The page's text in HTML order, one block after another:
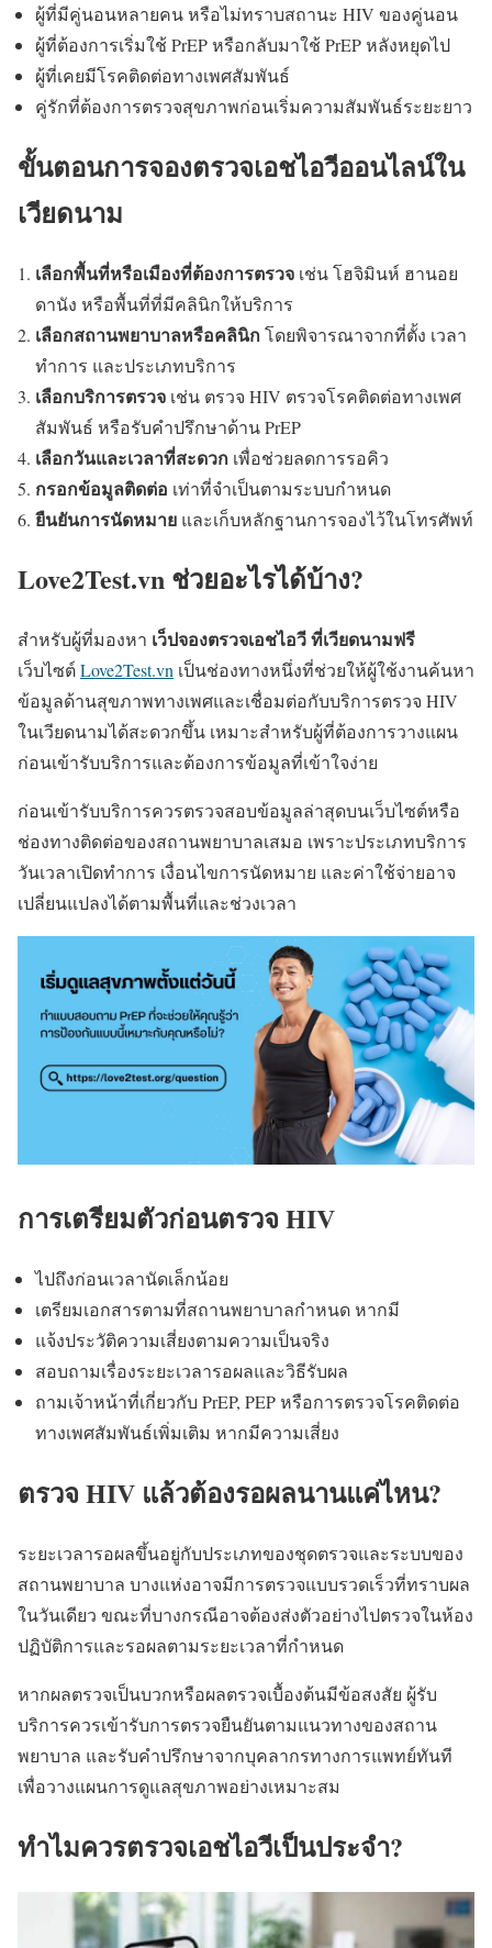
ผู้ที่มีคู่นอนหลายคน หรือไม่ทราบสถานะ HIV ของคู่นอน
ผู้ที่ต้องการเริ่มใช้ PrEP หรือกลับมาใช้ PrEP หลังหยุดไป
ผู้ที่เคยมีโรคติดต่อทางเพศสัมพันธ์
คู่รักที่ต้องการตรวจสุขภาพก่อนเริ่มความสัมพันธ์ระยะยาว
ขั้นตอนการจองตรวจเอชไอวีออนไลน์ใน
เวียดนาม
เลือกพื้นที่หรือเมืองที่ต้องการตรวจ เช่น โฮจิมินห์ ฮานอย
ดานัง หรือพื้นที่ที่มีคลินิกให้บริการ
เลือกสถานพยาบาลหรือคลินิก โดยพิจารณาจากที่ตั้ง เวลา
ทำการ และประเภทบริการ
เลือกบริการตรวจ เช่น ตรวจ HIV ตรวจโรคติดต่อทางเพศ
สัมพันธ์ หรือรับคำปรึกษาด้าน PrEP
เลือกวันและเวลาที่สะดวก เพื่อช่วยลดการรอคิว
กรอกข้อมูลติดต่อ เท่าที่จำเป็นตามระบบกำหนด
ยืนยันการนัดหมาย และเก็บหลักฐานการจองไว้ในโทรศัพท์
Love2Test.vn ช่วยอะไรได้บ้าง?
สำหรับผู้ที่มองหา เว็ปจองตรวจเอชไอวี ที่เวียดนามฟรี
เว็บไซต์Love2Test.vn เป็นช่องทางหนึ่งที่ช่วยให้ผู้ใช้งานค้นหา
ข้อมูลด้านสุขภาพทางเพศและเชื่อมต่อกับบริการตรวจ HIV
ในเวียดนามได้สะดวกขึ้น เหมาะสำหรับผู้ที่ต้องการวางแผน
ก่อนเข้ารับบริการและต้องการข้อมูลที่เข้าใจง่าย
ก่อนเข้ารับบริการควรตรวจสอบข้อมูลล่าสุดบนเว็บไซต์หรือ
ช่องทางติดต่อของสถานพยาบาลเสมอ เพราะประเภทบริการ
วันเวลาเปิดทำการ เงื่อนไขการนัดหมาย และค่าใช้จ่ายอาจ
เปลี่ยนแปลงได้ตามพื้นที่และช่วงเวลา
การเตรียมตัวก่อนตรวจ HIV
ไปถึงก่อนเวลานัดเล็กน้อย
เตรียมเอกสารตามที่สถานพยาบาลกำหนด หากมี
แจ้งประวัติความเสี่ยงตามความเป็นจริง
สอบถามเรื่องระยะเวลารอผลและวิธีรับผล
ถามเจ้าหน้าที่เกี่ยวกับ PrEP, PEP หรือการตรวจโรคติดต่อ
ทางเพศสัมพันธ์เพิ่มเติม หากมีความเสี่ยง
ตรวจ HIV แล้วต้องรอผลนานแค่ไหน?
ระยะเวลารอผลขึ้นอยู่กับประเภทของชุดตรวจและระบบของ
สถานพยาบาล บางแห่งอาจมีการตรวจแบบรวดเร็วที่ทราบผล
ในวันเดียว ขณะที่บางกรณีอาจต้องส่งตัวอย่างไปตรวจในห้อง
ปฏิบัติการและรอผลตามระยะเวลาที่กำหนด
หากผลตรวจเป็นบวกหรือผลตรวจเบื้องต้นมีข้อสงสัย ผู้รับ
บริการควรเข้ารับการตรวจยืนยันตามแนวทางของสถาน
พยาบาล และรับคำปรึกษาจากบุคลากรทางการแพทย์ทันที
เพื่อวางแผนการดูแลสุขภาพอย่างเหมาะสม
ทำไมควรตรวจเอชไอวีเป็นประจำ?